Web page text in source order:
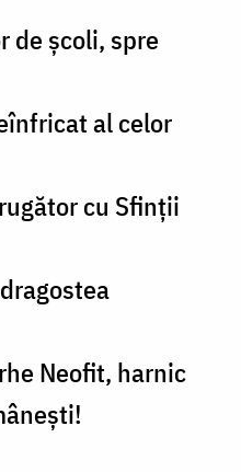
de școli, spre
al celor
cu Sfinții
Neofit, harnic